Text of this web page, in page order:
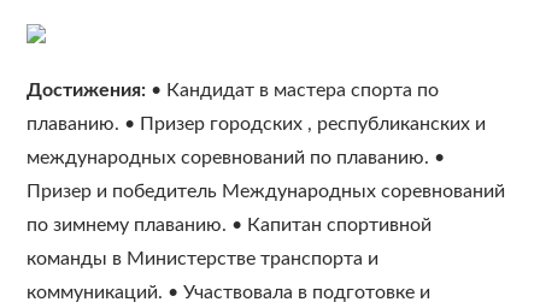
Достижения: • Кандидат в мастера спорта по
плаванию. • Призер городских , республиканских и
международных соревнований по плаванию. •
Призер и победитель Международных соревнований
по зимнему плаванию. • Капитан спортивной
команды в Министерстве транспорта и
коммуникаций. • Участвовала в подготовке и